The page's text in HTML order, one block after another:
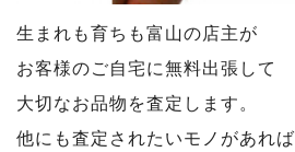
生まれも育ちも富山の店主が
お客様のご自宅に無料出張して
大切なお品物を査定します。
他にも査定されたいモノがあれば